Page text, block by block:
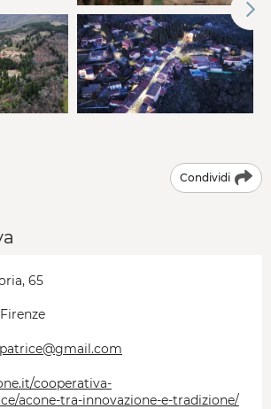
Condividi
65
cooperativa-
acone-tra-innovazione-e-tradizione/